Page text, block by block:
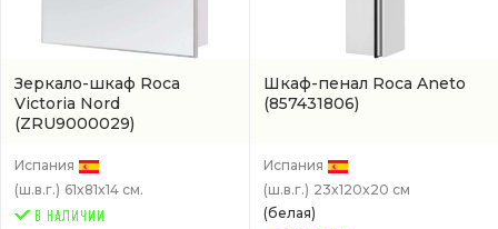
Зеркало-шкаф Roca
Victoria Nord
(ZRU9000029)
Испания
(ш.в.г.) 61x81x14 см.
Шкаф-пенал Roca Aneto
(857431806)
Испания
(ш.в.г.) 23x120x20 см
(белая)